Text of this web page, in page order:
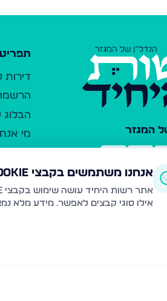
המגזר
דירות
הרשמה
הבלוג
מי
כלי
משרדי
אנחנו משתמשים בקבצי Cookie
אתר רשות היחיד עושה שימוש בקבצי Cookie ובטכנולוגיות דומות לצורך תפעול האתר, שיפור חוויית המשתמש, ניתוח שימוש ושיווק מותאם.
אילו סוגי קבצים לאפשר. מידע מלא